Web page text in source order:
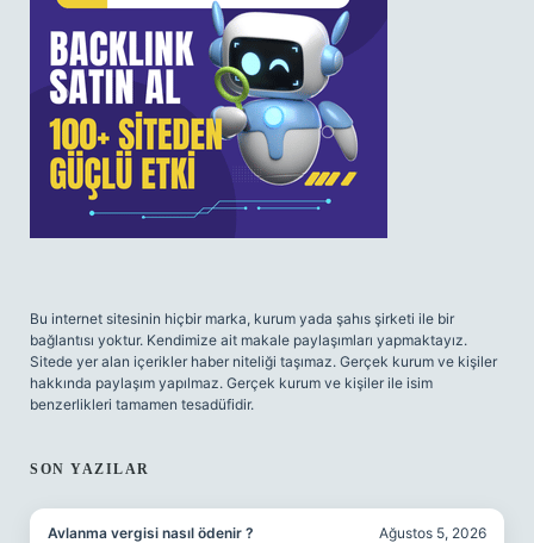
Bu internet sitesinin hiçbir marka, kurum yada şahıs şirketi ile bir
bağlantısı yoktur. Kendimize ait makale paylaşımları yapmaktayız.
Sitede yer alan içerikler haber niteliği taşımaz. Gerçek kurum ve kişiler
hakkında paylaşım yapılmaz. Gerçek kurum ve kişiler ile isim
benzerlikleri tamamen tesadüfidir.
SON YAZILAR
Avlanma vergisi nasıl ödenir ? Ağustos 5, 2026